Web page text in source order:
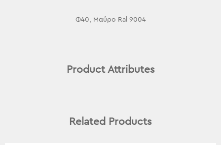
Φ40, Μαύρο Ral 9004
Product Attributes
Related Products